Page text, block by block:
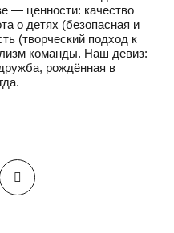
— ценности: качество
о детях (безопасная и
(творческий подход к
команды. Наш девиз:
рождённая в